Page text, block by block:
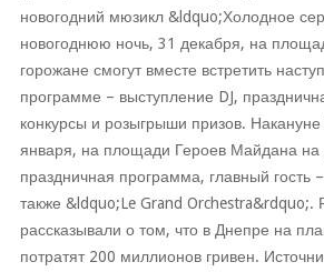
новогодний мюзикл &ldquo;Холодное
новогоднюю ночь, 31 декабря, на
горожане смогут вместе встретить
программе – выступление DJ,
конкурсы и розыгрыши призов.
января, на площади Героев Майдана на
праздничная программа, главный гость
также &ldquo;Le Grand Orchestra&rdquo;.
рассказывали о том, что в Днепре на
потратят 200 миллионов гривен.